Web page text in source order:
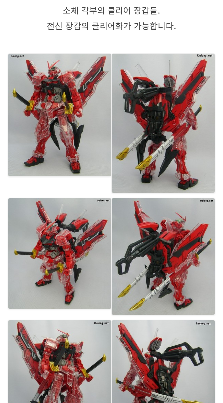
소체 각부의 클리어 장갑들.
전신 장갑의 클리어화가 가능합니다.